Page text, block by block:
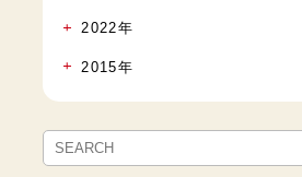
2022年
2015年